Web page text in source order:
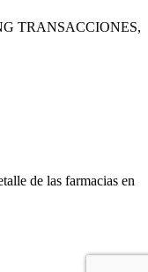
TRANSACCIONES,
de las farmacias en